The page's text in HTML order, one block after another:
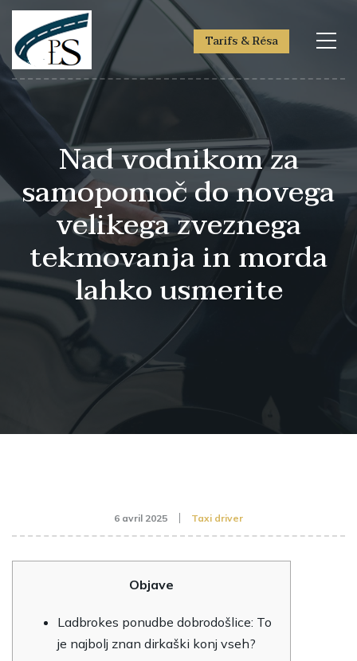
Tarifs & Résa
Nad vodnikom za
samopomoč do novega
velikega zveznega
tekmovanja in morda
lahko usmerite
6 avril 2025 Taxi driver
Objave
Ladbrokes ponudbe dobrodošlice: To
je najbolj znan dirkaški konj vseh?